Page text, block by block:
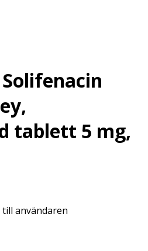
tablett 5 mg,
användaren